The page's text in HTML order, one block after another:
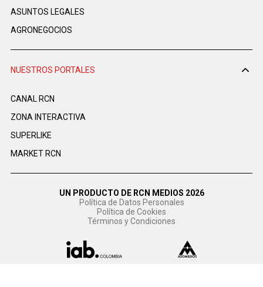
ASUNTOS LEGALES
AGRONEGOCIOS
NUESTROS PORTALES
CANAL RCN
ZONA INTERACTIVA
SUPERLIKE
MARKET RCN
UN PRODUCTO DE RCN MEDIOS 2026
Política de Datos Personales
Política de Cookies
Términos y Condiciones